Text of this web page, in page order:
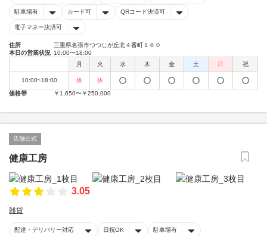
駐車場有 カード可 QRコード決済可
電子マネー決済可
住所
三重県名張市つつじが丘北４番町１６０
本日の営業状況 10:00〜18:00
月
火 水 木 金 土 日 祝
10:00~18:00 休
休
価格帯
￥1,650〜￥250,000
店舗公式
健康工房
3.05
雑貨
配達・デリバリー対応 日祝OK 駐車場有